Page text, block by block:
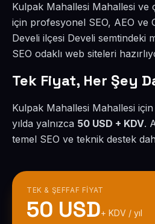
Kulpak Mahallesi Mahallesi ve
için profesyonel SEO, AEO ve
Develi ilçesi Develi semtindeki
SEO odaklı web siteleri
Tek Fiyat, Her Şey
Kulpak Mahallesi Mahallesi
yılda yalnızca 50 USD + KDV.
temel SEO ve teknik destek
TEK & ŞEFFAF FIYAT
50 USD+ KDV / yıl